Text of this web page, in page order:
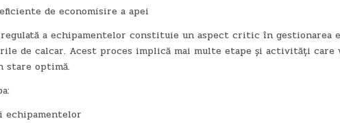
de economisire a apei
a echipamentelor constituie un aspect critic în gestionarea
de calcar. Acest proces implică mai multe etape și activități care
stare optimă.
echipamentelor